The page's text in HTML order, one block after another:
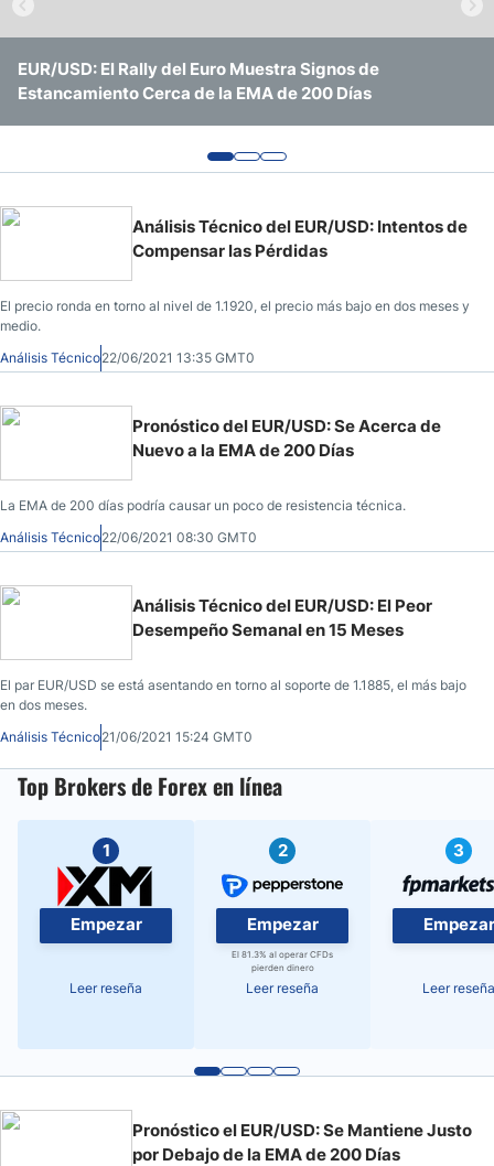
Pronóstico Semanal Forex
Señales de Trading Gratis y Alertas del Mercado Diario
EUR/USD: El Rally del Euro Muestra Signos de
Estancamiento Cerca de la EMA de 200 Días
EUR/USD Continúa Operando Sin Ninguna Convicción
Clara
EUR/USD en Agosto de 2026: Pronóstico, Niveles Clave y
Qué Esperar de la Fed y el BCE
Análisis Técnico del EUR/USD: Intentos de
Compensar las Pérdidas
El precio ronda en torno al nivel de 1.1920, el precio más bajo en dos meses y
medio.
Análisis Técnico22/06/2021 13:35 GMT0
Pronóstico del EUR/USD: Se Acerca de
Nuevo a la EMA de 200 Días
La EMA de 200 días podría causar un poco de resistencia técnica.
Análisis Técnico22/06/2021 08:30 GMT0
Análisis Técnico del EUR/USD: El Peor
Desempeño Semanal en 15 Meses
El par EUR/USD se está asentando en torno al soporte de 1.1885, el más bajo
en dos meses.
Análisis Técnico21/06/2021 15:24 GMT0
Top Brokers de Forex en línea
1
Empezar
Leer reseña
2
Empezar
El 81.3% al operar CFDs
pierden dinero
Leer reseña
3
Empezar
Leer reseña
Pronóstico el EUR/USD: Se Mantiene Justo
por Debajo de la EMA de 200 Días